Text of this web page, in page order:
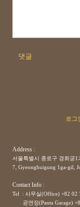
댓글
로그
Address :
서울특별시 종로구 경희궁
7, Gyeonghuigung 1ga-gil,
Contact Info :
Tel : 사무실(Office) +82 02
공연장(Panta Garage)